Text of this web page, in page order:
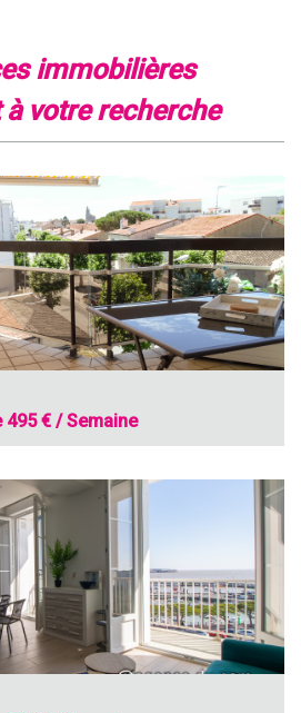
votre recherche
495 € / Semaine